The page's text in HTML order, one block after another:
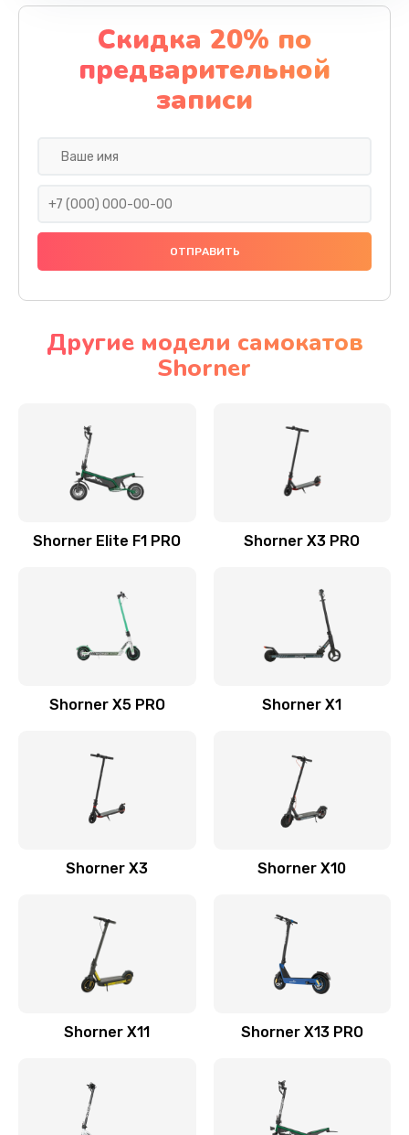
Скидка 20% по
предварительной
записи
Другие модели самокатов
Shorner
Shorner Elite F1 PRO Shorner X3 PRO
Shorner X5 PRO Shorner X1
Shorner X3 Shorner X10
Shorner X11 Shorner X13 PRO